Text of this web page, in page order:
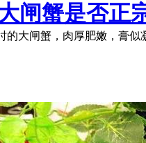
闸蟹是否正
的大闸蟹，肉厚肥嫩，膏